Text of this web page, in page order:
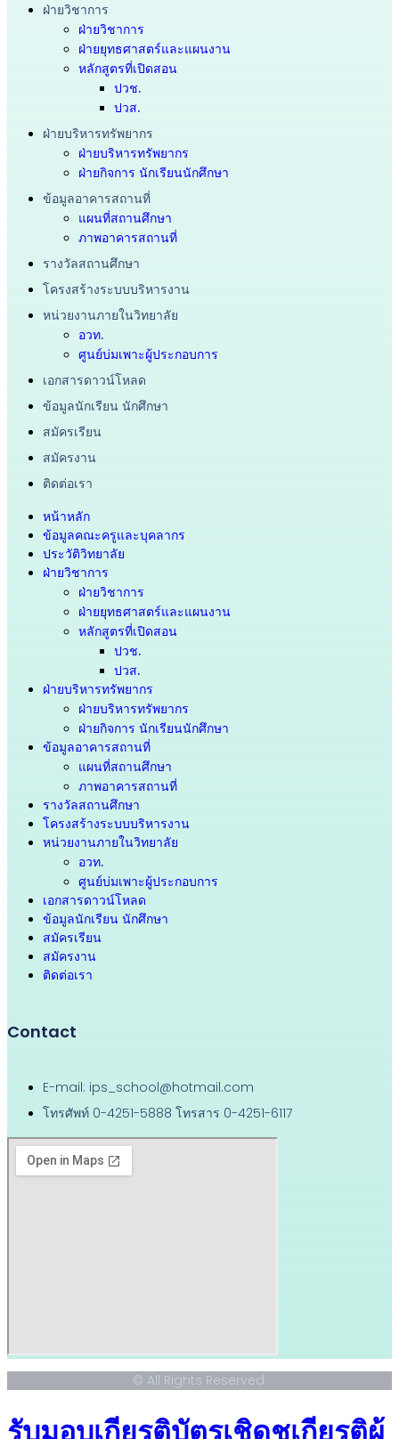
ฝ่ายวิชาการ
ฝ่ายวิชาการ
ฝ่ายยุทธศาสตร์และแผนงาน
หลักสูตรที่เปิดสอน
ปวช.
ปวส.
ฝ่ายบริหารทรัพยากร
ฝ่ายบริหารทรัพยากร
ฝ่ายกิจการ นักเรียนนักศึกษา
ข้อมูลอาคารสถานที่
แผนที่สถานศึกษา
ภาพอาคารสถานที่
รางวัลสถานศึกษา
โครงสร้างระบบบริหารงาน
หน่วยงานภายในวิทยาลัย
อวท.
ศูนย์บ่มเพาะผู้ประกอบการ
เอกสารดาวน์โหลด
ข้อมูลนักเรียน นักศึกษา
สมัครเรียน
สมัครงาน
ติดต่อเรา
หน้าหลัก
ข้อมูลคณะครูและบุคลากร
ประวัติวิทยาลัย
ฝ่ายวิชาการ
ฝ่ายวิชาการ
ฝ่ายยุทธศาสตร์และแผนงาน
หลักสูตรที่เปิดสอน
ปวช.
ปวส.
ฝ่ายบริหารทรัพยากร
ฝ่ายบริหารทรัพยากร
ฝ่ายกิจการ นักเรียนนักศึกษา
ข้อมูลอาคารสถานที่
แผนที่สถานศึกษา
ภาพอาคารสถานที่
รางวัลสถานศึกษา
โครงสร้างระบบบริหารงาน
หน่วยงานภายในวิทยาลัย
อวท.
ศูนย์บ่มเพาะผู้ประกอบการ
เอกสารดาวน์โหลด
ข้อมูลนักเรียน นักศึกษา
สมัครเรียน
สมัครงาน
ติดต่อเรา
Contact
E-mail: ips_school@hotmail.com
โทรศัพท์ 0-4251-5888 โทรสาร 0-4251-6117
© All Rights Reserved.
รับมอบเกียรติบัตรเชิดชูเกียรติผู้